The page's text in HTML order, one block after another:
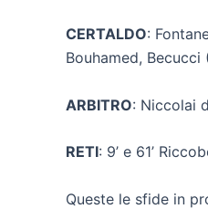
CERTALDO:
Bouhamed, Becucci
ARBITRO: Niccolai
RETI: 9’ e 61’
Queste le sfide in